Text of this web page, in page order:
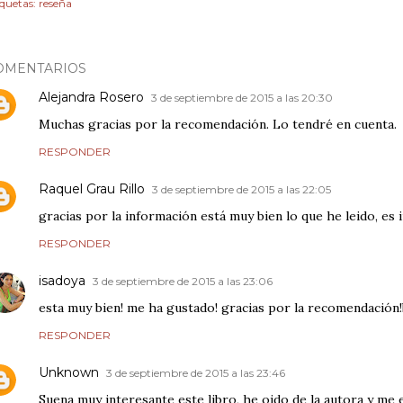
reseña
Alejandra Rosero 3 de septiembre de 2015 a las 20:30
Muchas gracias por la recomendación. Lo tendré en cuenta.
RESPONDER
Raquel Grau Rillo 3 de septiembre de 2015 a las 22:05
gracias por la información está muy bien lo que he leido, es
RESPONDER
isadoya 3 de septiembre de 2015 a las 23:06
esta muy bien! me ha gustado! gracias por la
RESPONDER
Unknown 3 de septiembre de 2015 a las 23:46
Suena muy interesante este libro, he oido de la autora y me